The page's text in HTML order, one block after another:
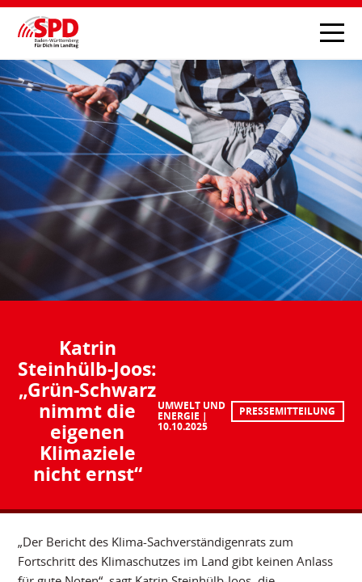
Katrin
Steinhülb-Joos:
„Grün-Schwarz
nimmt die
eigenen
Klimaziele
nicht ernst“
UMWELT UND
ENERGIE
10.10.2025
PRESSEMITTEILUNG
„Der Bericht des Klima-Sachverständigenrats zum
Fortschritt des Klimaschutzes im Land gibt keinen Anlass